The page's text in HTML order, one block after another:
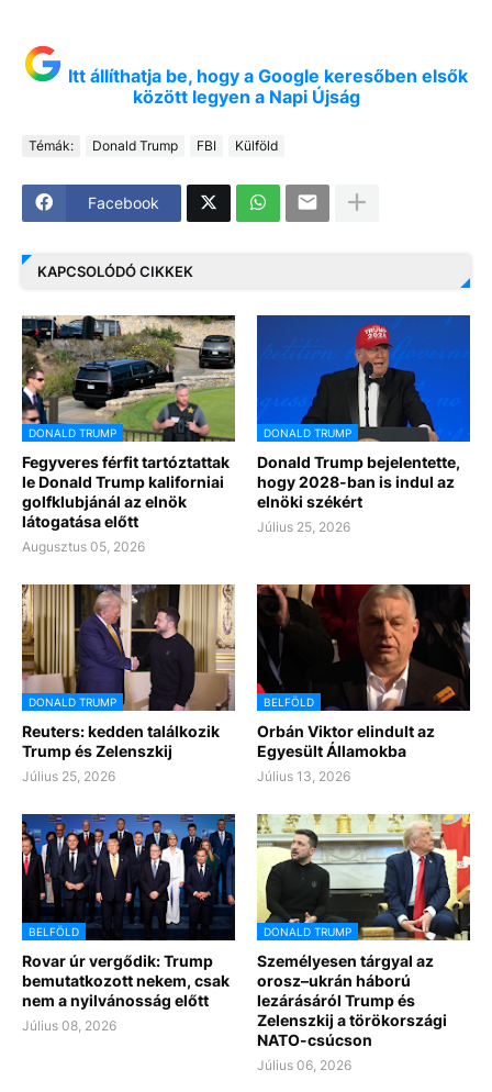
Itt állíthatja be, hogy a Google keresőben elsők
között legyen a Napi Újság
Témák: Donald Trump FBI Külföld
Facebook
KAPCSOLÓDÓ CIKKEK
DONALD TRUMP
Fegyveres férfit tartóztattak
le Donald Trump kaliforniai
golfklubjánál az elnök
látogatása előtt
Augusztus 05, 2026
DONALD TRUMP
Donald Trump bejelentette,
hogy 2028-ban is indul az
elnöki székért
Július 25, 2026
DONALD TRUMP
Reuters: kedden találkozik
Trump és Zelenszkij
Július 25, 2026
BELFÖLD
Orbán Viktor elindult az
Egyesült Államokba
Július 13, 2026
BELFÖLD
Rovar úr vergődik: Trump
bemutatkozott nekem, csak
nem a nyilvánosság előtt
Július 08, 2026
DONALD TRUMP
Személyesen tárgyal az
orosz–ukrán háború
lezárásáról Trump és
Zelenszkij a törökországi
NATO-csúcson
Július 06, 2026